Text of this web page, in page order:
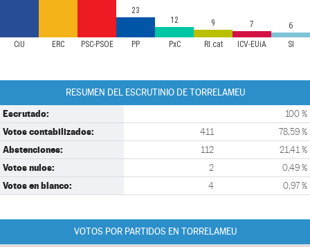
CiU ERC PSC-PSOE PP PxC RI.cat ICV-EUiA SI
23
12
9 7 6
RESUMEN DEL ESCRUTINIO DE TORRELAMEU
Escrutado: 100 %
Votos contabilizados: 411 78,59 %
Abstenciones: 112 21,41 %
Votos nulos: 2 0,49 %
Votos en blanco: 4 0,97 %
VOTOS POR PARTIDOS EN TORRELAMEU